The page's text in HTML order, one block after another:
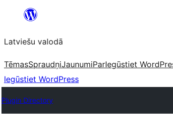
Pāriet
saturu
Latviešu valodā
TēmasSpraudņiJaunumiParIegūstiet
Iegūstiet WordPress
Plugin Directory